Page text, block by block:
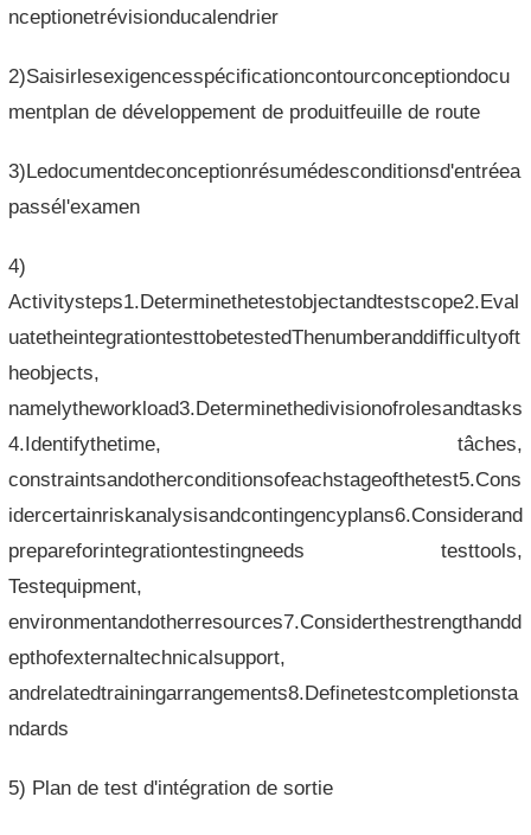
nceptionetrévisionducalendrier
2)Saisirlesexigencesspécificationcontourconceptiondocu
mentplan de développement de produitfeuille de route
3)Ledocumentdeconceptionrésumédesconditionsd'entréea
passél'examen
4)
Activitysteps1.Determinethetestobjectandtestscope2.Eval
uatetheintegrationtesttobetestedThenumberanddifficultyoft
heobjects,
namelytheworkload3.Determinethedivisionofrolesandtasks
4.Identifythetime, tâches,
constraintsandotherconditionsofeachstageofthetest5.Cons
idercertainriskanalysisandcontingencyplans6.Considerand
prepareforintegrationtestingneeds testtools,
Testequipment,
environmentandotherresources7.Considerthestrengthandd
epthofexternaltechnicalsupport,
andrelatedtrainingarrangements8.Definetestcompletionsta
ndards
5) Plan de test d'intégration de sortie